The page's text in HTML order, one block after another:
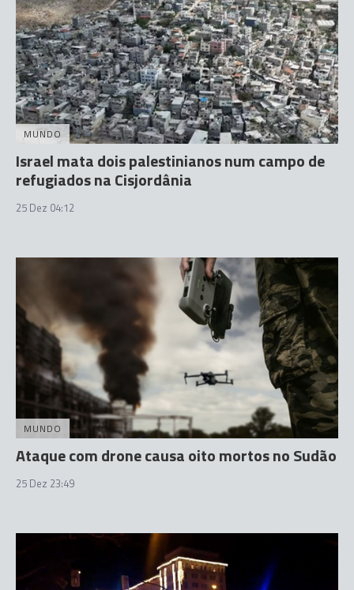
MUNDO
Israel mata dois palestinianos num campo de
refugiados na Cisjordânia
25 Dez 04:12
MUNDO
Ataque com drone causa oito mortos no Sudão
25 Dez 23:49